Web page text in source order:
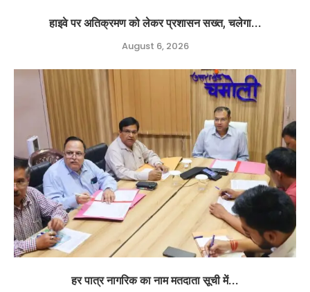
हाइवे पर अतिक्रमण को लेकर प्रशासन सख्त, चलेगा...
August 6, 2026
हर पात्र नागरिक का नाम मतदाता सूची में...